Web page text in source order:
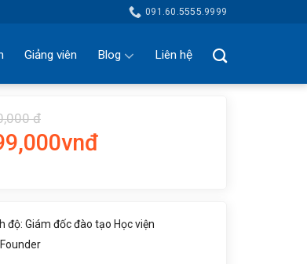
091.60.5555.9999
Giảng viên Blog Liên hệ
đ
độ: Giám đốc đào tạo Học viện